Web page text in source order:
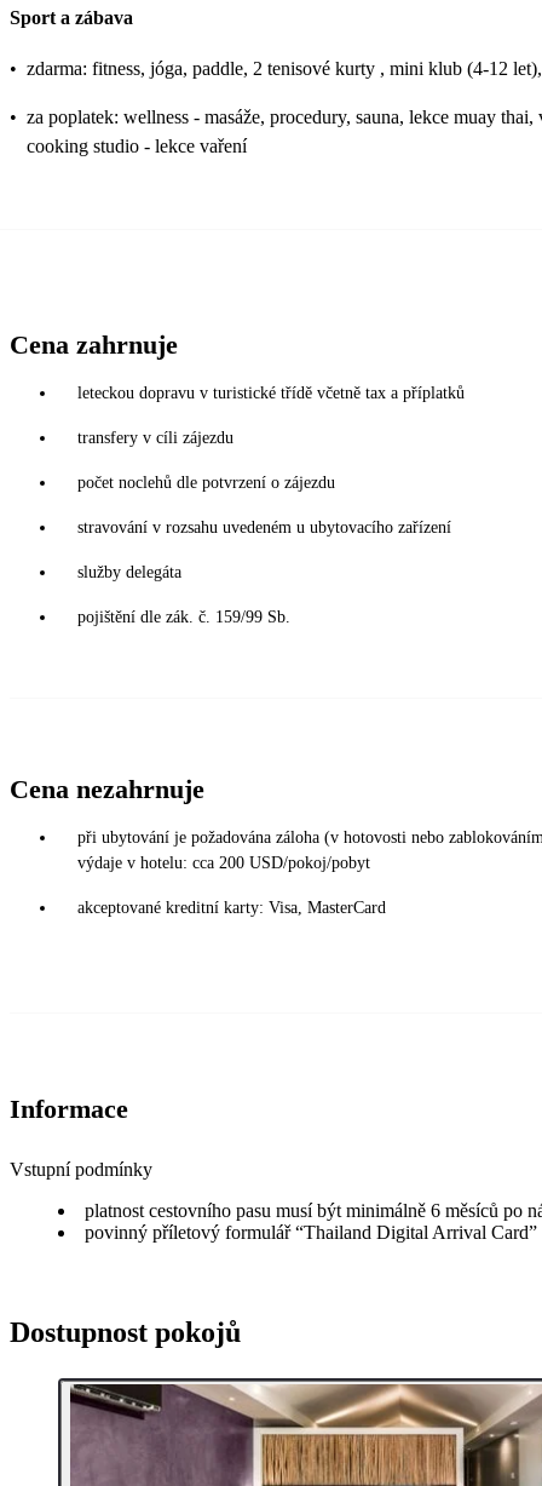
Sport a zábava
• zdarma: fitness, jóga, paddle, 2 tenisové kurty , mini klub (4-12
• za poplatek: wellness - masáže, procedury, sauna, lekce muay
cooking studio - lekce vaření
Cena zahrnuje
leteckou dopravu v turistické třídě včetně tax a příplatků
transfery v cíli zájezdu
počet noclehů dle potvrzení o zájezdu
stravování v rozsahu uvedeném u ubytovacího zařízení
služby delegáta
pojištění dle zák. č. 159/99 Sb.
Cena nezahrnuje
při ubytování je požadována záloha (v hotovosti nebo
výdaje v hotelu: cca 200 USD/pokoj/pobyt
akceptované kreditní karty: Visa, MasterCard
Informace
Vstupní podmínky
platnost cestovního pasu musí být minimálně 6 měsíců po
povinný příletový formulář “Thailand Digital Arrival Card”
Dostupnost pokojů